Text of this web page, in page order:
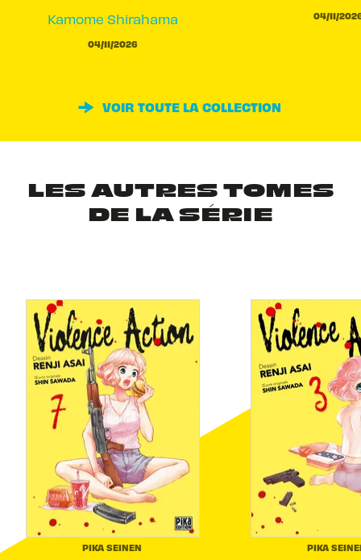
Kamome Shirahama
04/11/2026
04/11/
VOIR TOUTE LA COLLECTION
LES AUTRES TOMES
DE LA SÉRIE
PIKA SEINEN PIKA